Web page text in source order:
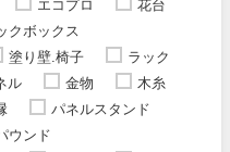
エコプロ
花台
クボックス
塗り壁.椅子
ラック
ル 金物
木糸
パネルスタンド
ウンド